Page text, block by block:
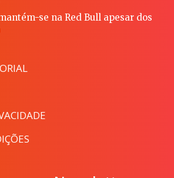
se na Red Bull apesar dos